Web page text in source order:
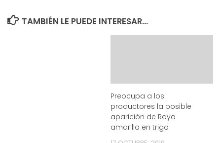
TAMBIÉN LE PUEDE INTERESAR...
Preocupa a los
productores la posible
aparición de Roya
amarilla en trigo